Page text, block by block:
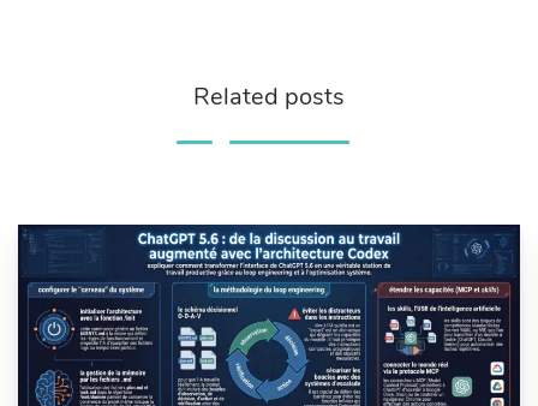
Related posts